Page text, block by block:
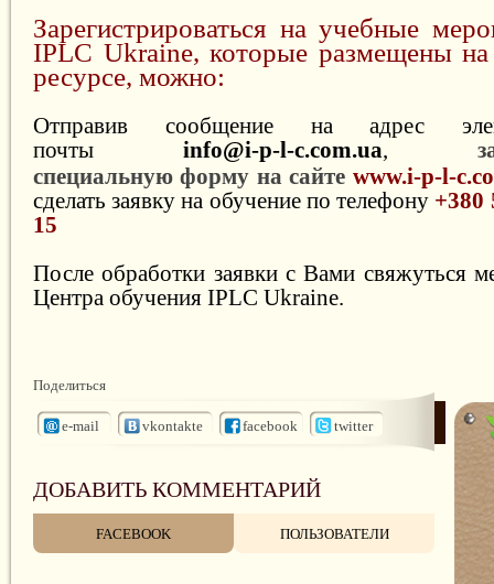
Зарегистрироваться на учебные
IPLC Ukraine, которые размещены
ресурсе, можно:
Отправив сообщение на адрес
почты
info@i-p-l-c.com.ua,
специальную форму на сайте www.i-p-l-
сделать заявку на обучение по телефону +380
15
После обработки заявки с Вами свяжуться
Центра обучения IPLC Ukraine.
Поделиться
e-mail vkontakte facebook twitter
ДОБАВИТЬ КОММЕНТАРИЙ
FACEBOOK ПОЛЬЗОВАТЕЛИ